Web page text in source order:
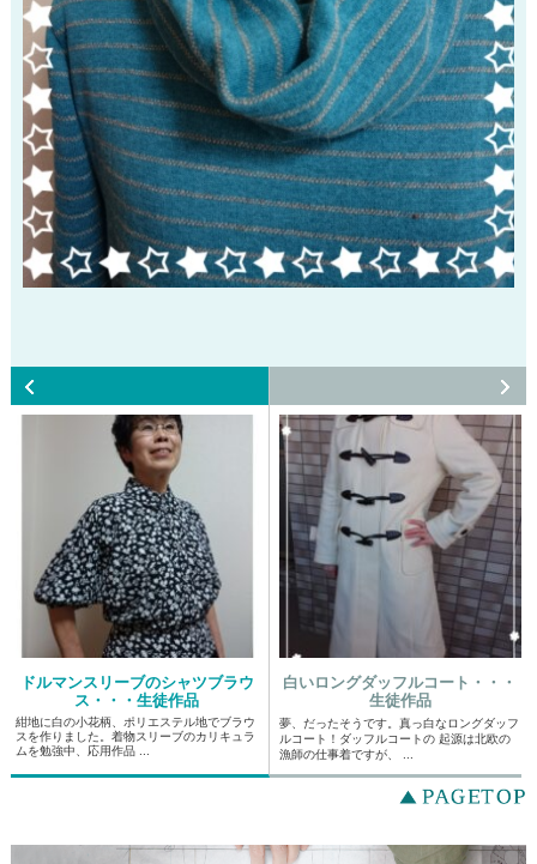
ドルマンスリーブのシャツブラウ
ス・・・生徒作品
紺地に白の小花柄、ポリエステル地でブラウ
スを作りました。着物スリーブのカリキュラ
ムを勉強中、応用作品 ...
白いロングダッフルコート・・・
生徒作品
夢、だったそうです。真っ白なロングダッフ
ルコート！ダッフルコートの 起源は北欧の
漁師の仕事着ですが、 ...